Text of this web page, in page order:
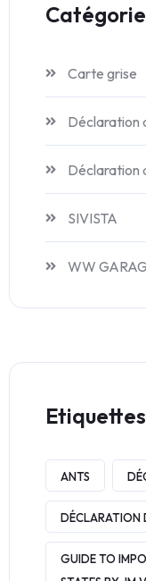
Catégorie
Carte grise
Déclaration
Déclaration
SIVISTA
WW
Etiquettes
ANTS
DÉCLARATION
GUIDE TO